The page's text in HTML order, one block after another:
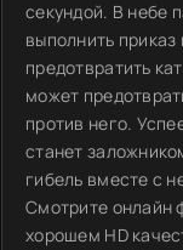
секундой. В небе
выполнить
предотвратить
может
против него.
станет
гибель вместе с
Смотрите онлайн
хорошем HD